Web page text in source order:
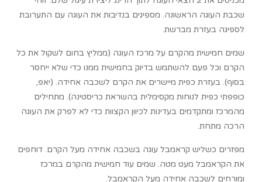
שכבת העוגה הראשונה. מספיגים בנדיבות את העוגה עם התערובת
לספיגה בעזרת מברשת.
שמים חמישית מהקרם על מרכז העוגה (ממליץ בחום לשקול את כל
הקרם וכל פעם להשתמש בדיוק בחמישית ממנו כדי שלא ייחסר
בסוף). בעזרת כפית מיישרים את הקרם לשכבה אחידה. (יאפ,
כופפתי כפית לנוחות מקסימלית בהשראת כריסטינה). מתחילים
מהמרכז ומתקדמים בעדינות לכיוון הקצוות כדי לא לפרק את העוגה
הרכה מתחת.
מפזרים כשליש קראמבל עוגה בשכבה אחידה מעל הקרם. דוחפים
את הקראמבל מעט מטה. שמים עוד חמישית מהקרם במרכז
ומורחים לשכבה אחידה מעל הקראמבל.